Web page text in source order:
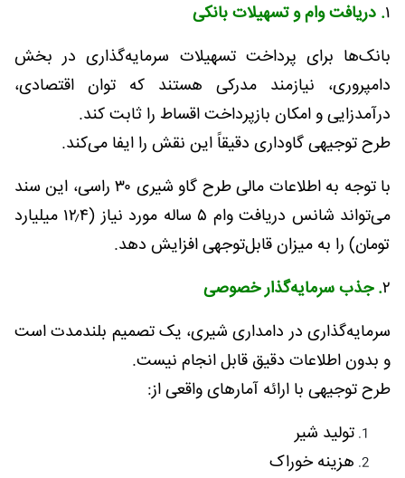
۱. دریافت وام و تسهیلات بانکی
بانک‌ها برای پرداخت تسهیلات سرمایه‌گذاری در بخش
دامپروری، نیازمند مدرکی هستند که توان اقتصادی،
درآمدزایی و امکان بازپرداخت اقساط را ثابت کند.
طرح توجیهی گاوداری دقیقاً این نقش را ایفا می‌کند.
با توجه به اطلاعات مالی طرح گاو شیری ۳۰ راسی، این سند
می‌تواند شانس دریافت وام ۵ ساله مورد نیاز (۱۲٫۴ میلیارد
تومان) را به میزان قابل‌توجهی افزایش دهد.
۲. جذب سرمایه‌گذار خصوصی
سرمایه‌گذاری در دامداری شیری، یک تصمیم بلندمدت است
و بدون اطلاعات دقیق قابل انجام نیست.
طرح توجیهی با ارائه آمارهای واقعی از:
تولید شیر
هزینه خوراک